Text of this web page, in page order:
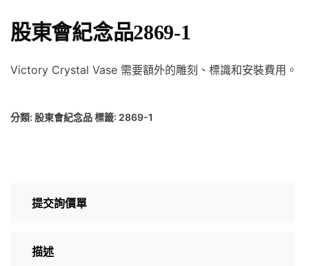
股東會紀念品2869-1
Victory Crystal Vase 需要額外的雕刻、標識和安裝費用。
分類: 股東會紀念品標籤: 2869-1
提交詢價單
描述